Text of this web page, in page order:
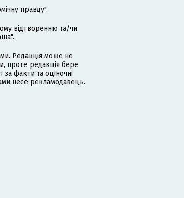
правду".
відтворенню та/чи
Редакція може не
проте редакція бере
за факти та оціночні
несе рекламодавець.